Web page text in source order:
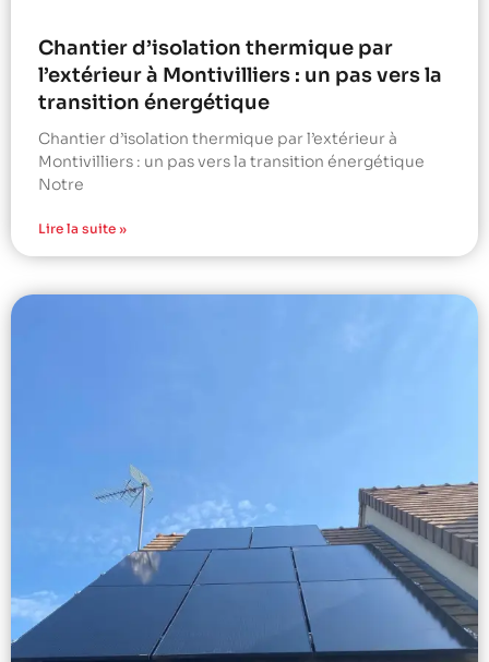
Chantier d’isolation thermique par
l’extérieur à Montivilliers : un pas vers la
transition énergétique
Chantier d’isolation thermique par l’extérieur à
Montivilliers : un pas vers la transition énergétique
Notre
Lire la suite »